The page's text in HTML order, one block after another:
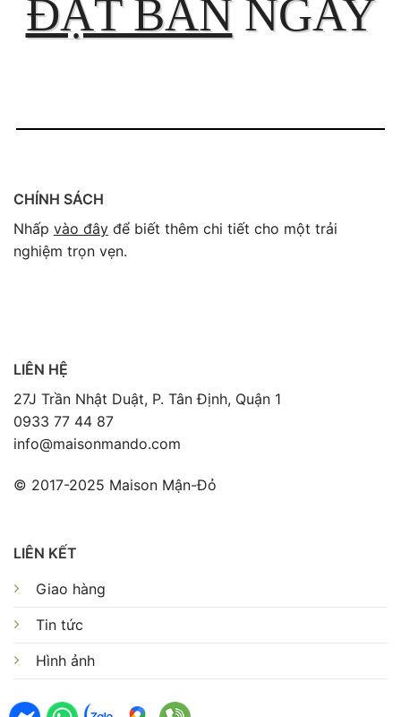
ĐẶT BÀNNGAY
CHÍNH SÁCH
Nhấp vào đây để biết thêm chi tiết cho một trải
nghiệm trọn vẹn.
LIÊN HỆ
27J Trần Nhật Duật, P. Tân Định, Quận 1
0933 77 44 87
info@maisonmando.com
© 2017-2025 Maison Mận-Đỏ
LIÊN KẾT
Giao hàng
Tin tức
Hình ảnh